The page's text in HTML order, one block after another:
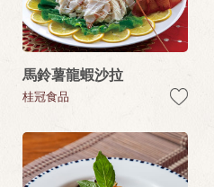
馬鈴薯龍蝦沙拉
桂冠食品